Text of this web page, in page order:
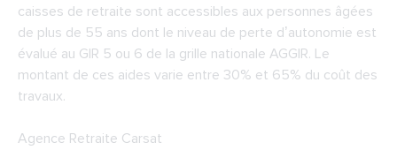
caisses de retraite sont accessibles aux personnes âgées
de plus de 55 ans dont le niveau de perte d’autonomie est
évalué au GIR 5 ou 6 de la grille nationale AGGIR. Le
montant de ces aides varie entre 30% et 65% du coût des
travaux.
Agence Retraite Carsat